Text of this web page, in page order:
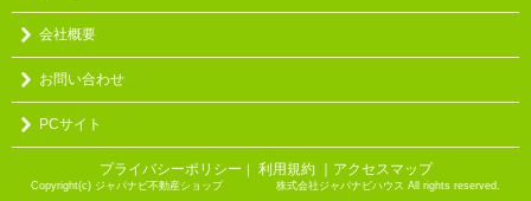
会社概要
お問い合わせ
PCサイト
プライバシーポリシー ｜ 利用規約 ｜アクセスマップ
Copyright(c) ジャパナビ不動産ショップ 株式会社ジャパナビハウス All rights reserved.